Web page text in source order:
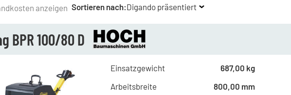
anzeigen Sortieren nach:Digando präsentiert
BPR 100/80 D
Einsatzgewicht
687,00 kg
Arbeitsbreite
800,00 mmab 6 Tagen